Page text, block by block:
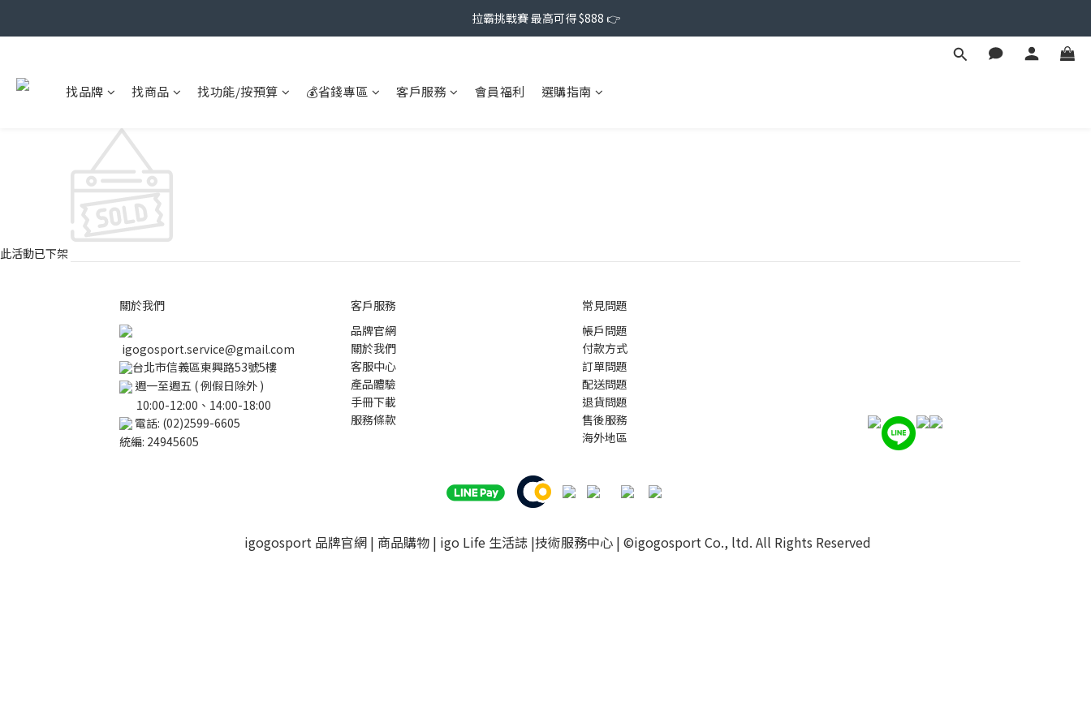
拉霸挑戰賽 最高可得 $888 👉
找品牌 找商品 找功能/按預算 💰省錢專區 客戶服務 會員福利 選購指南
此活動已下架
關於我們
igogosport.service@gmail.com
台北市信義區東興路53號5樓
週一至週五 ( 例假日除外 )
10:00-12:00、14:00-18:00
電話: (02)2599-6605
統編: 24945605
客戶服務
品牌官網
關於我們
客服中心
產品體驗
手冊下載
服務條款
常見問題
帳戶問題
付款方式
訂單問題
配送問題
退貨問題
售後服務
海外地區
igogosport 品牌官網 | 商品購物 | igo Life 生活誌 |技術服務中心 | ©igogosport Co., ltd. All Rights Reserved